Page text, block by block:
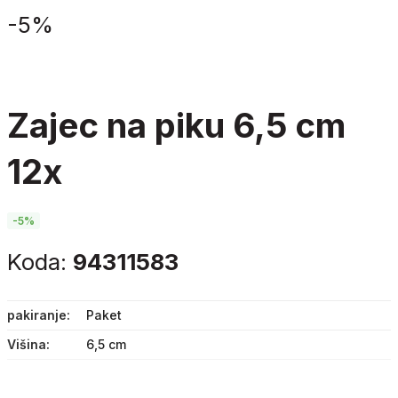
-5%
zajec na piku 6,5 cm
12x
-5%
Koda: 94311583
pakiranje
Paket
Višina
6,5 cm